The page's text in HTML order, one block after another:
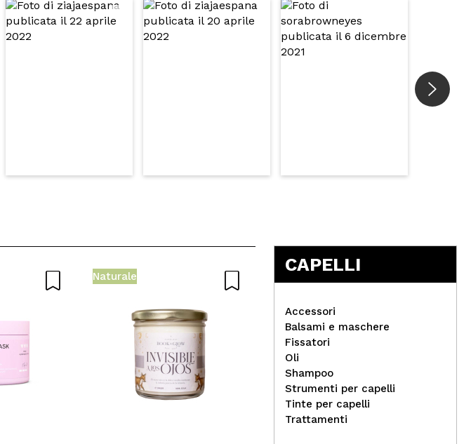
Naturale
W7 - *Oh So Sensitive* -
Correttore ipoallergenico -
2: Fair Neutral
CAPELLI
Accessori
Balsami e maschere
Fissatori
Oli
Shampoo
Strumenti per capelli
Tinte per capelli
Trattamenti